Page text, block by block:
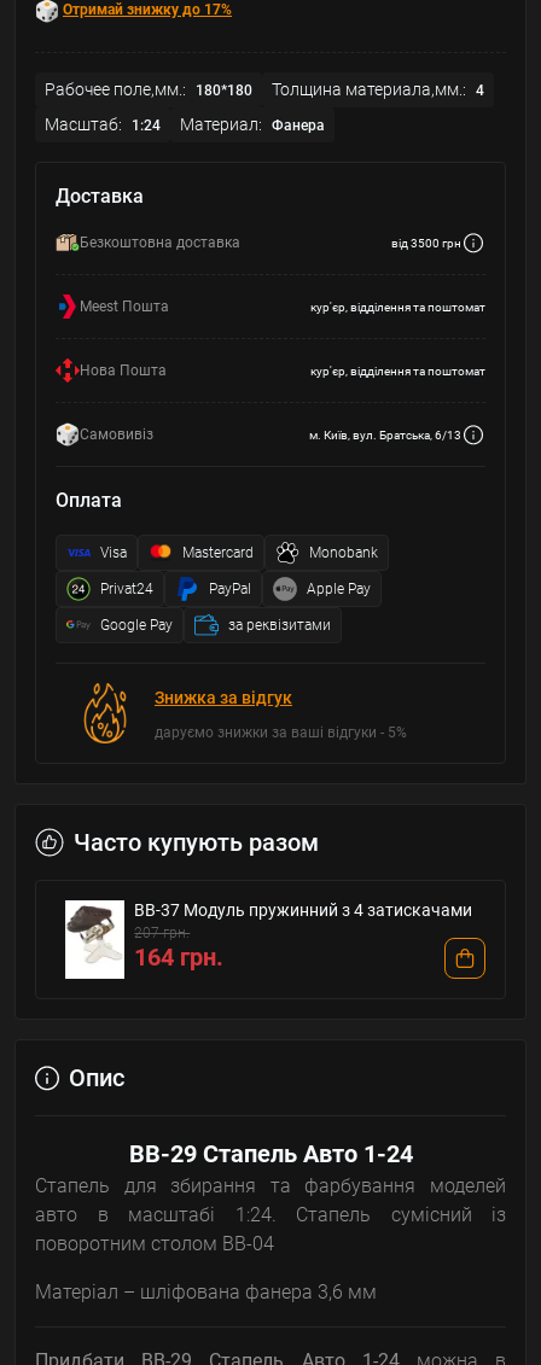
Отримай знижку до 17%
Рабочее поле,мм.: 180*180 Толщина материала,мм.: 4
Масштаб: 1:24 Материал: Фанера
Доставка
Безкоштовна доставка від 3500 грн
Meest Пошта кур'єр, відділення та поштомат
Нова Пошта кур'єр, відділення та поштомат
Самовивіз м. Київ, вул. Братська, 6/13
Оплата
Visa Mastercard Monobank
Privat24 PayPal Apple Pay
Google Pay за реквізитами
Знижка за відгук
даруємо знижки за ваші відгуки - 5%
Часто купують разом
BB-37 Модуль пружинний з 4 затискачами
207 грн.
164 грн.
Опис
BB-29 Стапель Авто 1-24
Стапель для збирання та фарбування моделей
авто в масштабі 1:24. Стапель сумісний із
поворотним столом BB-04
Матеріал – шліфована фанера 3,6 мм